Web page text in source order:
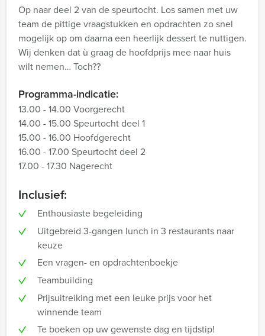
Op naar deel 2 van de speurtocht. Los samen met uw
team de pittige vraagstukken en opdrachten zo snel
mogelijk op om daarna een heerlijk dessert te nuttigen.
Wij denken dat ù graag de hoofdprijs mee naar huis
wilt nemen… Toch??
Programma-indicatie:
13.00 - 14.00 Voorgerecht
14.00 - 15.00 Speurtocht deel 1
15.00 - 16.00 Hoofdgerecht
16.00 - 17.00 Speurtocht deel 2
17.00 - 17.30 Nagerecht
Inclusief:
Enthousiaste begeleiding
Uitgebreid 3-gangen lunch in 3 restaurants naar
keuze
Een vragen- en opdrachtenboekje
Teambuilding
Prijsuitreiking met een leuke prijs voor het
winnende team
Te boeken op uw gewenste dag en tijdstip!